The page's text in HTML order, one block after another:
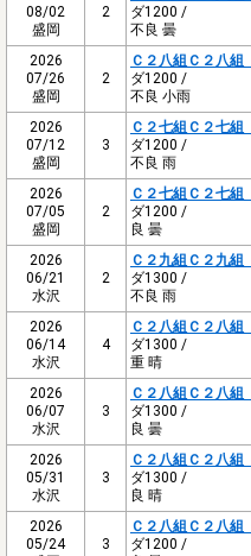
08/02
盛岡
2
ダ1200 /
不良 曇
2026
07/26
盛岡
2
Ｃ２八組Ｃ２八組
ダ1200 /
不良 小雨
2026
07/12
盛岡
3
Ｃ２七組Ｃ２七組
ダ1200 /
不良 雨
2026
07/05
盛岡
2
Ｃ２七組Ｃ２七組
ダ1200 /
良 曇
2026
06/21
水沢
2
Ｃ２九組Ｃ２九組
ダ1300 /
不良 雨
2026
06/14
水沢
4
Ｃ２八組Ｃ２八組
ダ1300 /
重 晴
2026
06/07
水沢
3
Ｃ２八組Ｃ２八組
ダ1300 /
良 曇
2026
05/31
水沢
3
Ｃ２八組Ｃ２八組
ダ1300 /
良 晴
2026
05/24
3
Ｃ２八組Ｃ２八組
ダ1200 /